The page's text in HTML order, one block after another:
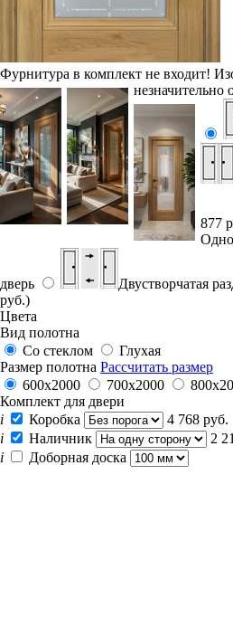
Фурнитура в комплект не входит!
незначительно
877
дверь
Двустворчатая
руб.)
Цвета
Вид полотна
Со стеклом
Глухая
Размер полотна Рассчитать размер
600x2000
700x2000
Комплект для двери
i
Коробка
4 768 руб.
i
Наличник
2
i
Доборная доска